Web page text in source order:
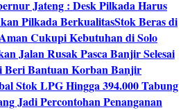
Jateng : Desk Pilkada Harus
Pilkada BerkualitasStok Beras di
Cukupi Kebutuhan di Solo
Jalan Rusak Pasca Banjir Selesai
Beri Bantuan Korban Banjir
Stok LPG Hingga 394.000 Tabung
Jadi Percontohan Penanganan